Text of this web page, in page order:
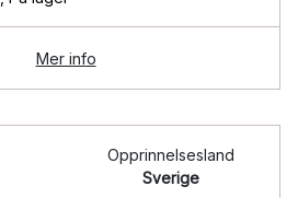
Mer info
Opprinnelsesland
Sverige